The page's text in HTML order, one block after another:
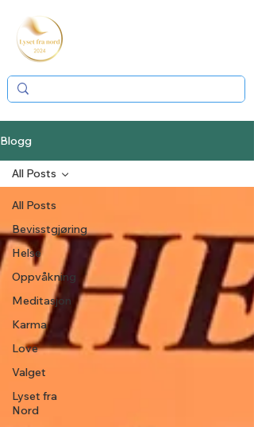
Blogg
All Posts
Bevisstgjøring
Helse
Oppvåkning
Meditasjon
Karma
Love
Valget
Lyset fra
Nord
All Posts